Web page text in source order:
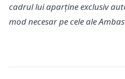
cadrul lui aparține exclusiv
mod necesar pe cele ale